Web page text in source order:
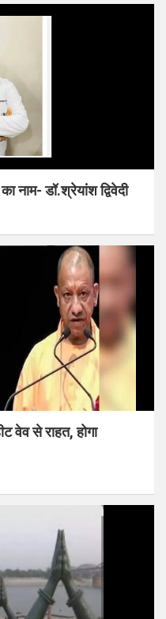
नाम- डॉ.श्रेयांश द्विवेदी
वेव से राहत, होगा